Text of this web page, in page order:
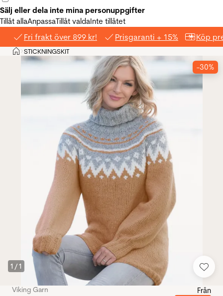
Sälj eller dela inte mina personuppgifter
Tillåt allaAnpassaTillåt valdaInte tillåtet
Fri frakt över 899 kr! Prisgaranti + 15% Köp
Hem
>STICKNINGSKIT
1 /1
-30%
Viking Garn Från